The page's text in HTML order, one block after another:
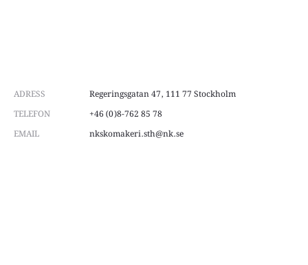
ADRESS
Regeringsgatan 47, 111 77 Stockholm
TELEFON
+46 (0)8-762 85 78
EMAIL
nkskomakeri.sth@nk.se